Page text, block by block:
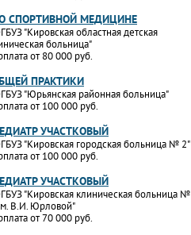
СПОРТИВНОЙ МЕДИЦИНЕ
"Кировская областная детская
больница"
от 80 000 руб.
ПРАКТИКИ
"Юрьянская районная больница"
от 100 000 руб.
УЧАСТКОВЫЙ
"Кировская городская больница № 2"
от 100 000 руб.
УЧАСТКОВЫЙ
"Кировская клиническая больница №
В.И. Юрловой"
от 70 000 руб.